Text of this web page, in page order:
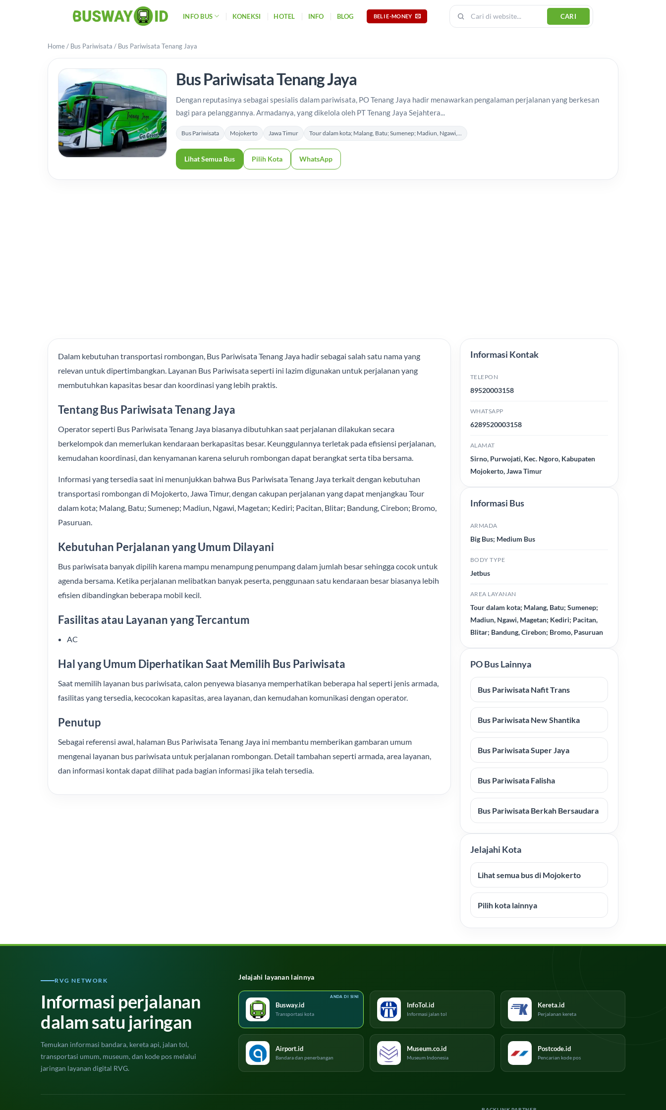
INFO BUS KONEKSI HOTEL INFO BLOG BELI E-MONEY CARI
Home/ Bus Pariwisata / Bus Pariwisata Tenang Jaya
Bus Pariwisata Tenang Jaya
Dengan reputasinya sebagai spesialis dalam pariwisata, PO Tenang Jaya hadir menawarkan pengalaman perjalanan yang berkesan
bagi para pelanggannya. Armadanya, yang dikelola oleh PT Tenang Jaya Sejahtera...
Bus Pariwisata Mojokerto Jawa Timur Tour dalam kota; Malang, Batu; Sumenep; Madiun, Ngawi,...
Lihat Semua Bus Pilih Kota WhatsApp
Dalam kebutuhan transportasi rombongan, Bus Pariwisata Tenang Jaya hadir sebagai salah satu nama yang
relevan untuk dipertimbangkan. Layanan Bus Pariwisata seperti ini lazim digunakan untuk perjalanan yang
membutuhkan kapasitas besar dan koordinasi yang lebih praktis.
Tentang Bus Pariwisata Tenang Jaya
Operator seperti Bus Pariwisata Tenang Jaya biasanya dibutuhkan saat perjalanan dilakukan secara
berkelompok dan memerlukan kendaraan berkapasitas besar. Keunggulannya terletak pada efisiensi perjalanan,
kemudahan koordinasi, dan kenyamanan karena seluruh rombongan dapat berangkat serta tiba bersama.
Informasi yang tersedia saat ini menunjukkan bahwa Bus Pariwisata Tenang Jaya terkait dengan kebutuhan
transportasi rombongan di Mojokerto, Jawa Timur, dengan cakupan perjalanan yang dapat menjangkau Tour
dalam kota; Malang, Batu; Sumenep; Madiun, Ngawi, Magetan; Kediri; Pacitan, Blitar; Bandung, Cirebon; Bromo,
Pasuruan.
Kebutuhan Perjalanan yang Umum Dilayani
Bus pariwisata banyak dipilih karena mampu menampung penumpang dalam jumlah besar sehingga cocok untuk
agenda bersama. Ketika perjalanan melibatkan banyak peserta, penggunaan satu kendaraan besar biasanya lebih
efisien dibandingkan beberapa mobil kecil.
Fasilitas atau Layanan yang Tercantum
AC
Hal yang Umum Diperhatikan Saat Memilih Bus Pariwisata
Saat memilih layanan bus pariwisata, calon penyewa biasanya memperhatikan beberapa hal seperti jenis armada,
fasilitas yang tersedia, kecocokan kapasitas, area layanan, dan kemudahan komunikasi dengan operator.
Penutup
Sebagai referensi awal, halaman Bus Pariwisata Tenang Jaya ini membantu memberikan gambaran umum
mengenai layanan bus pariwisata untuk perjalanan rombongan. Detail tambahan seperti armada, area layanan,
dan informasi kontak dapat dilihat pada bagian informasi jika telah tersedia.
Informasi Kontak
TELEPON
89520003158
WHATSAPP
6289520003158
ALAMAT
Sirno, Purwojati, Kec. Ngoro, Kabupaten
Mojokerto, Jawa Timur
Informasi Bus
ARMADA
Big Bus; Medium Bus
BODY TYPE
Jetbus
AREA LAYANAN
Tour dalam kota; Malang, Batu; Sumenep;
Madiun, Ngawi, Magetan; Kediri; Pacitan,
Blitar; Bandung, Cirebon; Bromo, Pasuruan
PO Bus Lainnya
Bus Pariwisata Nafit Trans
Bus Pariwisata New Shantika
Bus Pariwisata Super Jaya
Bus Pariwisata Falisha
Bus Pariwisata Berkah Bersaudara
Jelajahi Kota
Lihat semua bus di Mojokerto
Pilih kota lainnya
RVG NETWORK
Informasi perjalanan
dalam satu jaringan
Temukan informasi bandara, kereta api, jalan tol,
transportasi umum, museum, dan kode pos melalui
jaringan layanan digital RVG.
Jelajahi layanan lainnya
Busway.id
Transportasi kota
InfoTol.id
Informasi jalan tol
Kereta.id
Perjalanan kereta
Airport.id
Bandara dan penerbangan
Museum.co.id
Museum Indonesia
Postcode.id
Pencarian kode pos